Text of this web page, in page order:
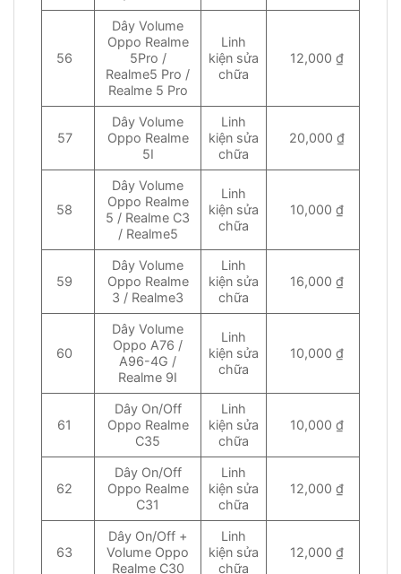
56
Dây Volume
Oppo Realme
5Pro /
Realme5 Pro /
Realme 5 Pro
Linh
kiện sửa
chữa
12,000 ₫
57
Dây Volume
Oppo Realme
5I
Linh
kiện sửa
chữa
20,000 ₫
58
Dây Volume
Oppo Realme
5 / Realme C3
/ Realme5
Linh
kiện sửa
chữa
10,000 ₫
59
Dây Volume
Oppo Realme
3 / Realme3
Linh
kiện sửa
chữa
16,000 ₫
60
Dây Volume
Oppo A76 /
A96-4G /
Realme 9I
Linh
kiện sửa
chữa
10,000 ₫
61
Dây On/Off
Oppo Realme
C35
Linh
kiện sửa
chữa
10,000 ₫
62
Dây On/Off
Oppo Realme
C31
Linh
kiện sửa
chữa
12,000 ₫
63
Dây On/Off +
Volume Oppo
Realme C30
Linh
kiện sửa
chữa
12,000 ₫